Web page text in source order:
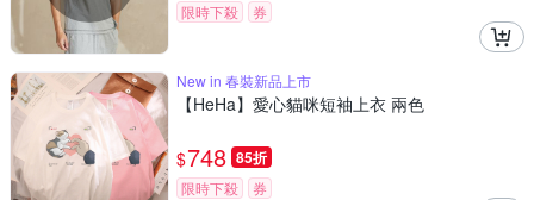
限時下殺 券
New in 春裝新品上市
【HeHa】愛心貓咪短袖上衣 兩色
$748 85折
限時下殺 券